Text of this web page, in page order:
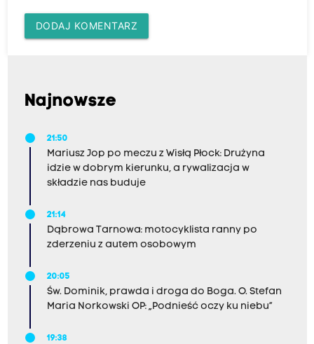
DODAJ KOMENTARZ
Najnowsze
21:50
Mariusz Jop po meczu z Wisłą Płock: Drużyna
idzie w dobrym kierunku, a rywalizacja w
składzie nas buduje
21:14
Dąbrowa Tarnowa: motocyklista ranny po
zderzeniu z autem osobowym
20:05
Św. Dominik, prawda i droga do Boga. O. Stefan
Maria Norkowski OP: „Podnieść oczy ku niebu”
19:38